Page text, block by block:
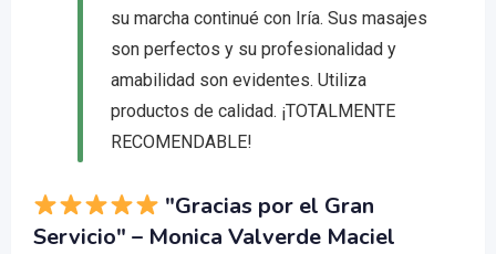
su marcha continué con Iría. Sus masajes
son perfectos y su profesionalidad y
amabilidad son evidentes. Utiliza
productos de calidad. ¡TOTALMENTE
RECOMENDABLE!
"Gracias por el Gran
Servicio" – Monica Valverde Maciel